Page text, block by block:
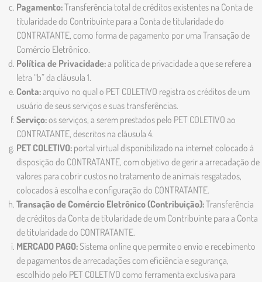
Pagamento:Transferência total de créditos existentes na Conta de
titularidade do Contribuinte para a Conta de titularidade do
CONTRATANTE, como forma de pagamento por uma Transação de
Comércio Eletrônico.
Política de Privacidade:a política de privacidade a que se refere a
letra “b” da cláusula 1.
Conta:arquivo no qual o PET COLETIVO registra os créditos de um
usuário de seus serviços e suas transferências.
Serviço:os serviços, a serem prestados pelo PET COLETIVO ao
CONTRATANTE, descritos na cláusula 4.
PET COLETIVO: portal virtual disponibilizado na internet colocado à
disposição do CONTRATANTE, com objetivo de gerir a arrecadação de
valores para cobrir custos no tratamento de animais resgatados,
colocados à escolha e configuração do CONTRATANTE.
Transação de Comércio Eletrônico (Contribuição):Transferência
de créditos da Conta de titularidade de um Contribuinte para a Conta
de titularidade do CONTRATANTE.
MERCADO PAGO:Sistema online que permite o envio e recebimento
de pagamentos de arrecadações com eficiência e segurança,
escolhido pelo PET COLETIVO como ferramenta exclusiva para